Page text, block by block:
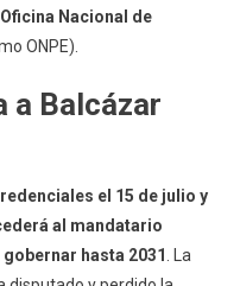
Oficina Nacional de
ONPE).
a Balcázar
el 15 de julio y
al mandatario
hasta 2031 . La